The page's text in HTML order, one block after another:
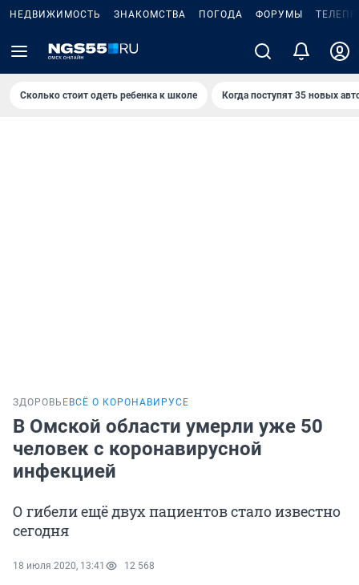
НЕДВИЖИМОСТЬ ЗНАКОМСТВА ПОГОДА ФОРУМЫ
Сколько стоит одеть ребенка к школе Когда поступят 35 новых
ЗДОРОВЬЕ ВСЁ О КОРОНАВИРУСЕ
В Омской области умерли уже 50
человек с коронавирусной
инфекцией
О гибели ещё двух пациентов стало известно
сегодня
18 июля 2020, 13:41 12 568